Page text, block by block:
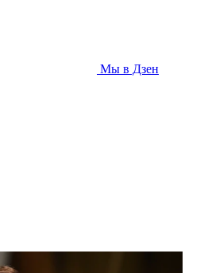
Мы в Дзен